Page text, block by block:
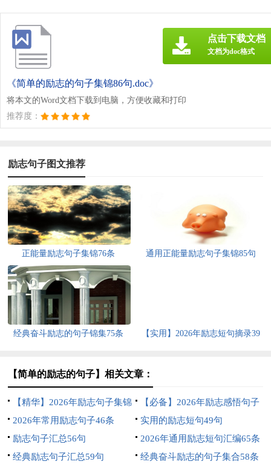
《简单的励志的句子集锦86句.doc》
将本文的Word文档下载到电脑，方便收藏和打印
推荐度：
点击下载文档
文档为doc格式
励志句子图文推荐
正能量励志句子集锦76条 通用正能量励志句子集锦85句
经典奋斗励志的句子锦集75条
【实用】2026年励志短句摘录39
【简单的励志的句子】相关文章：
【精华】2026年励志句子集锦
38句
【必备】2026年励志感悟句子
集合79句
2026年常用励志句子46条
实用的励志短句49句
励志句子汇总56句
2026年通用励志短句汇编65条
经典励志句子汇总59句
经典奋斗励志的句子集合58条